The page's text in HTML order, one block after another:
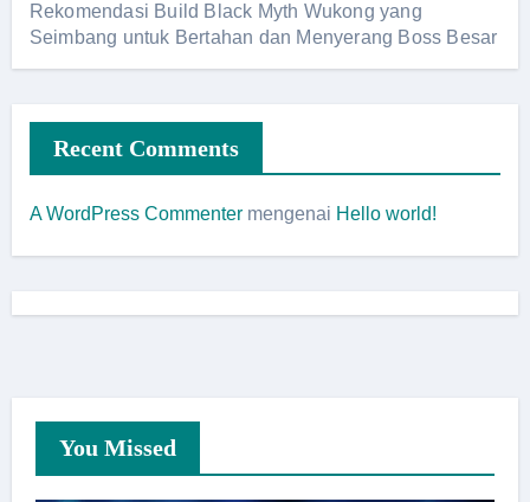
Rekomendasi Build Black Myth Wukong yang
Seimbang untuk Bertahan dan Menyerang Boss Besar
Recent Comments
A WordPress Commentermengenai Hello world!
You Missed